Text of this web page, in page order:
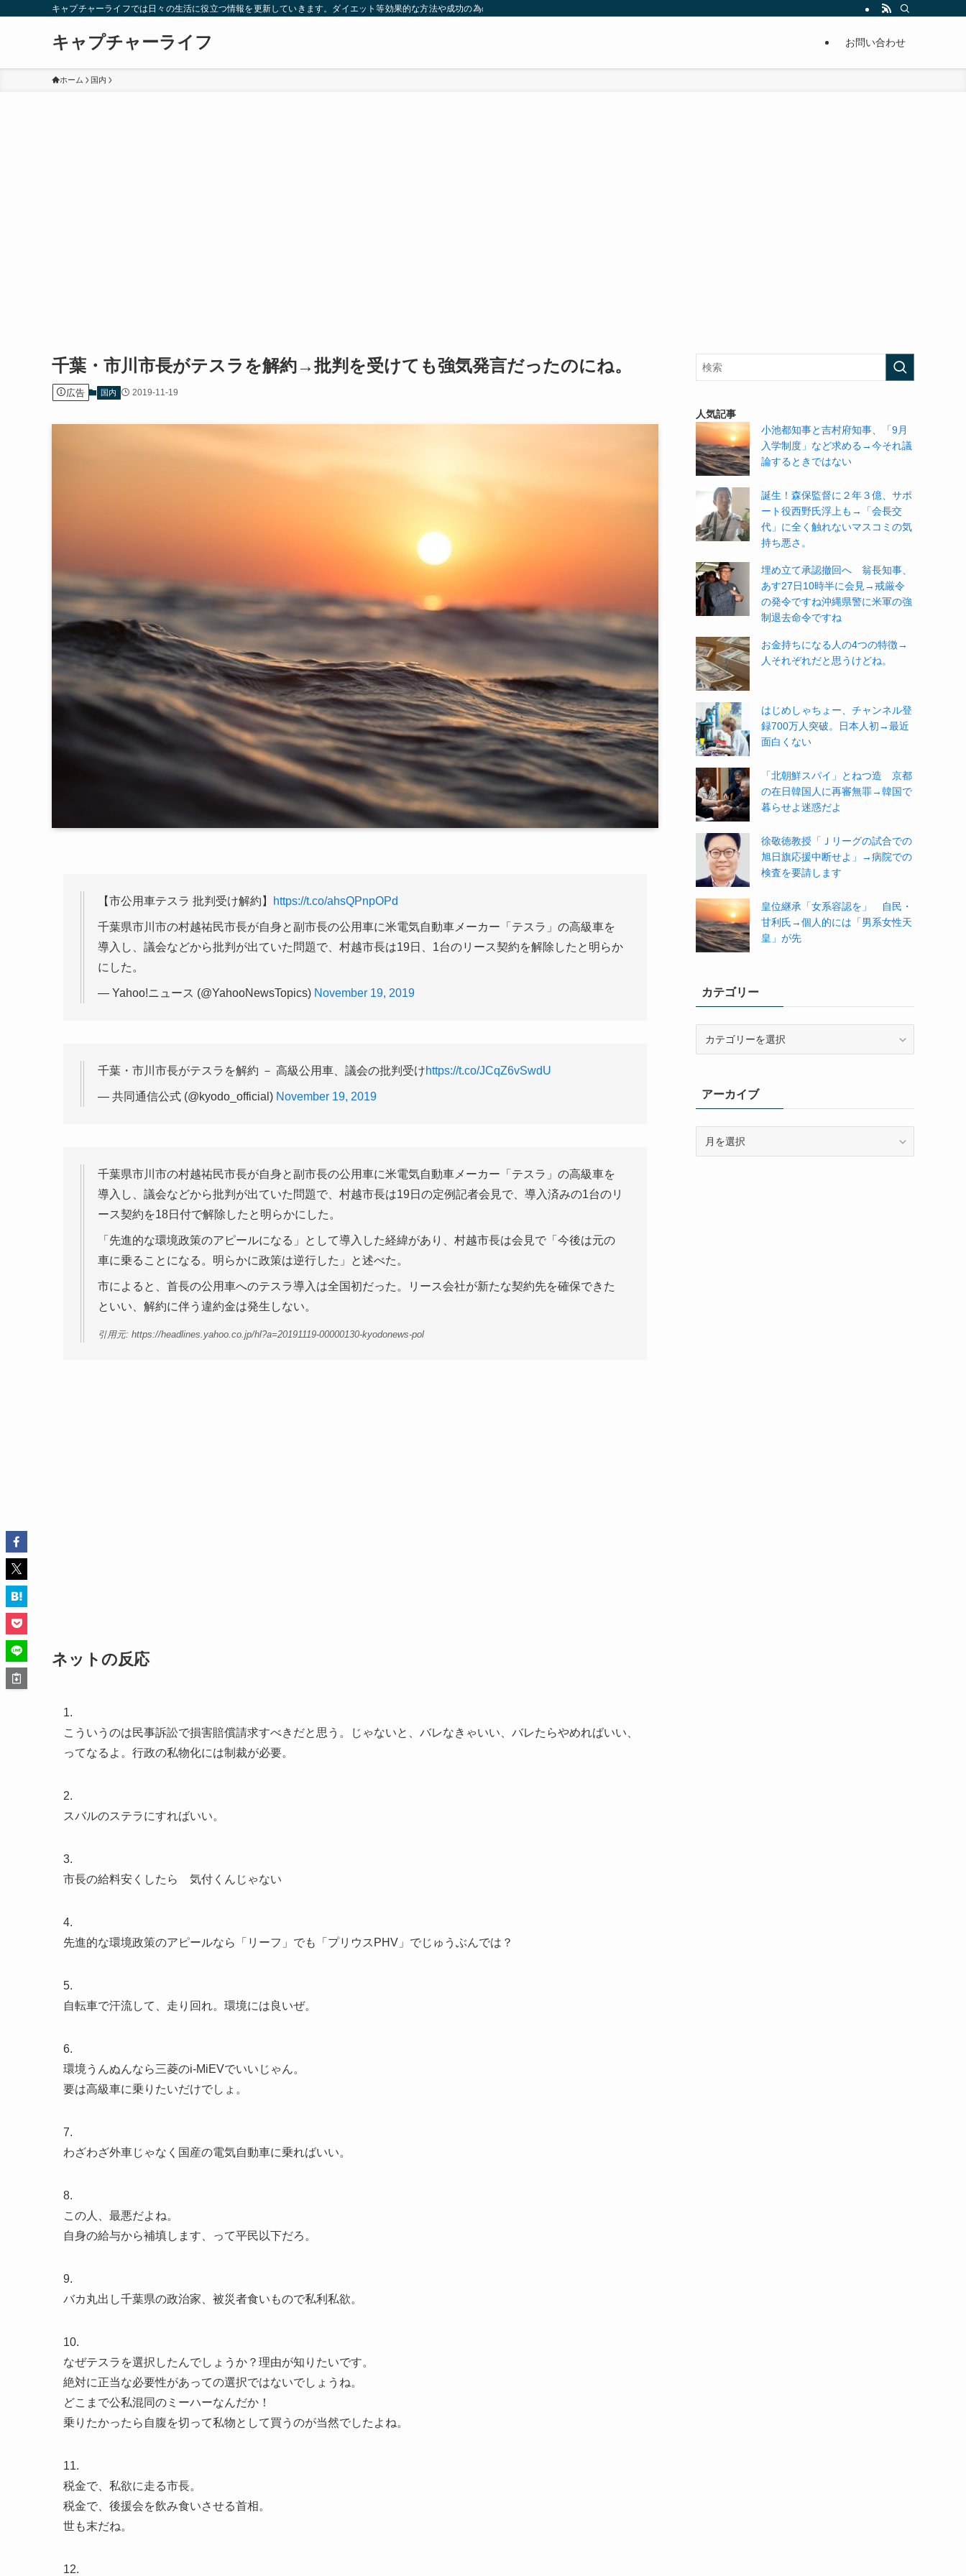
キャプチャーライフでは日々の生活に役立つ情報を更新していきます。ダイエット等効果的な方法や成功の為の秘訣等。太ったり悩んでいる方々が簡単に痩せることが出来るように分かりやすくまとめています。
キャプチャーライフ お問い合わせ
ホーム 国内
千葉・市川市長がテスラを解約→批判を受けても強気発言だったのにね。
広告 国内 2019-11-19
【市公用車テスラ 批判受け解約】 https://t.co/ahsQPnpOPd
千葉県市川市の村越祐民市長が自身と副市長の公用車に米電気自動車メーカー「テスラ」の高級車を
導入し、議会などから批判が出ていた問題で、村越市長は19日、1台のリース契約を解除したと明らか
にした。
— Yahoo!ニュース (@YahooNewsTopics) November 19, 2019
千葉・市川市長がテスラを解約 － 高級公用車、議会の批判受けhttps://t.co/JCqZ6vSwdU
— 共同通信公式 (@kyodo_official) November 19, 2019
千葉県市川市の村越祐民市長が自身と副市長の公用車に米電気自動車メーカー「テスラ」の高級車を
導入し、議会などから批判が出ていた問題で、村越市長は19日の定例記者会見で、導入済みの1台のリ
ース契約を18日付で解除したと明らかにした。
「先進的な環境政策のアピールになる」として導入した経緯があり、村越市長は会見で「今後は元の
車に乗ることになる。明らかに政策は逆行した」と述べた。
市によると、首長の公用車へのテスラ導入は全国初だった。リース会社が新たな契約先を確保できた
といい、解約に伴う違約金は発生しない。
引用元: https://headlines.yahoo.co.jp/hl?a=20191119-00000130-kyodonews-pol
ネットの反応
1.
こういうのは民事訴訟で損害賠償請求すべきだと思う。じゃないと、バレなきゃいい、バレたらやめればいい、
ってなるよ。行政の私物化には制裁が必要。
2.
スバルのステラにすればいい。
3.
市長の給料安くしたら 気付くんじゃない
4.
先進的な環境政策のアピールなら「リーフ」でも「プリウスPHV」でじゅうぶんでは？
5.
自転車で汗流して、走り回れ。環境には良いぜ。
6.
環境うんぬんなら三菱のi-MiEVでいいじゃん。
要は高級車に乗りたいだけでしょ。
7.
わざわざ外車じゃなく国産の電気自動車に乗ればいい。
8.
この人、最悪だよね。
自身の給与から補填します、って平民以下だろ。
9.
バカ丸出し千葉県の政治家、被災者食いもので私利私欲。
10.
なぜテスラを選択したんでしょうか？理由が知りたいです。
絶対に正当な必要性があっての選択ではないでしょうね。
どこまで公私混同のミーハーなんだか！
乗りたかったら自腹を切って私物として買うのが当然でしたよね。
11.
税金で、私欲に走る市長。
税金で、後援会を飲み食いさせる首相。
世も末だね。
12.
人気記事
小池都知事と吉村府知事、「9月
入学制度」など求める→今それ議
論するときではない
誕生！森保監督に２年３億、サポ
ート役西野氏浮上も→「会長交
代」に全く触れないマスコミの気
持ち悪さ。
埋め立て承認撤回へ 翁長知事、
あす27日10時半に会見→戒厳令
の発令ですね沖縄県警に米軍の強
制退去命令ですね
お金持ちになる人の4つの特徴→
人それぞれだと思うけどね。
はじめしゃちょー、チャンネル登
録700万人突破。日本人初→最近
面白くない
「北朝鮮スパイ」とねつ造 京都
の在日韓国人に再審無罪→韓国で
暮らせよ迷惑だよ
徐敬徳教授「Ｊリーグの試合での
旭日旗応援中断せよ」→病院での
検査を要請します
皇位継承「女系容認を」 自民・
甘利氏→個人的には「男系女性天
皇」が先
カテゴリー
ーアーカイブ